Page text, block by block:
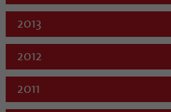
2013
2012
2011